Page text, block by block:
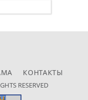
КОНТАКТЫ
RESERVED